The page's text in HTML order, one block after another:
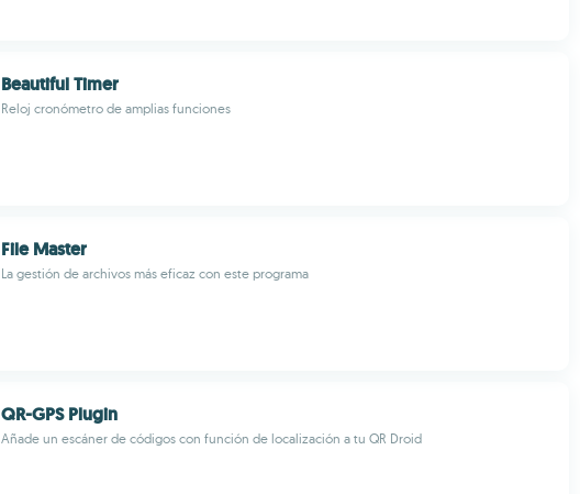
Beautiful Timer
Reloj cronómetro de amplias funciones
File Master
La gestión de archivos más eficaz con este programa
QR-GPS Plugin
Añade un escáner de códigos con función de localización a tu QR Droid